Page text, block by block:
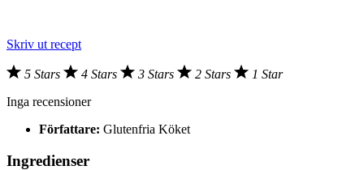
Skriv ut recept
5 Stars 4 Stars 3 Stars 2 Stars
1 Star
Inga recensioner
Författare: Glutenfria Köket
Ingredienser